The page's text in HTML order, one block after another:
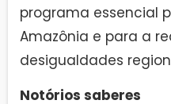
programa essencial
Amazônia e para a
desigualdades
Notórios saberes